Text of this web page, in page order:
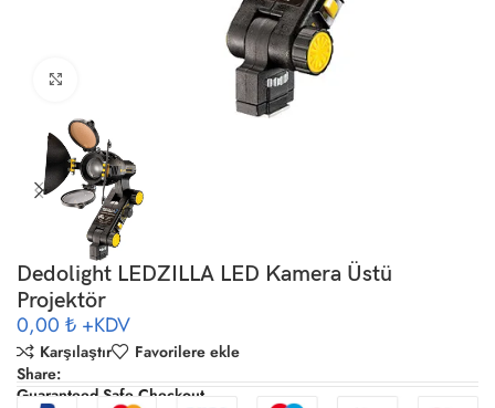
Dedolight LEDZILLA LED Kamera Üstü
Projektör
0,00 ₺ +KDV
Karşılaştır
Favorilere ekle
Share:
Guaranteed Safe Checkout